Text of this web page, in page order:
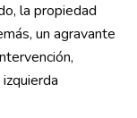
la propiedad
un agravante